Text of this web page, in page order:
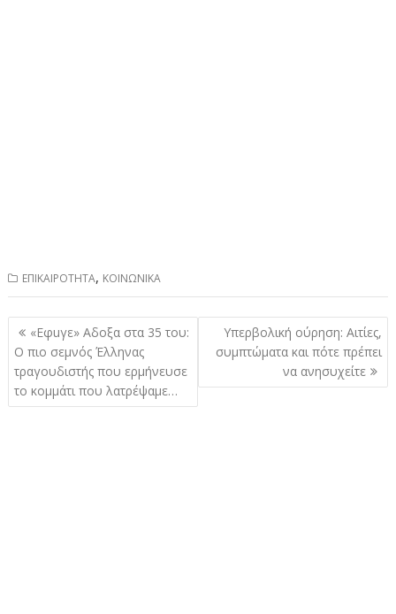
ΕΠΙΚΑΙΡΟΤΗΤΑ, ΚΟΙΝΩΝΙΚΑ
Πλοήγηση
άρθρων
«Eφuγε» Aδoξα στα 35 του:
Ο πιο σεμνός Έλληνας
τραγουδιστής που ερμήνευσε
το κομμάτι που λατρέψαμε…
Υπερβολική ούρηση: Αιτίες,
συμπτώματα και πότε πρέπει
να ανησυχείτε